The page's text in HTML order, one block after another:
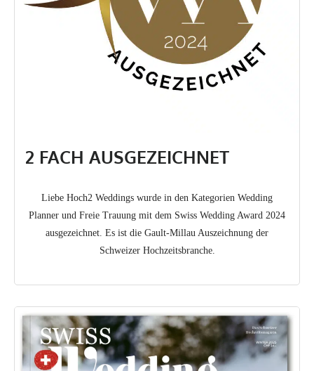
2 FACH AUSGEZEICHNET
Liebe Hoch2 Weddings wurde in den Kategorien Wedding
Planner und Freie Trauung mit dem Swiss Wedding Award 2024
ausgezeichnet. Es ist die Gault-Millau Auszeichnung der
Schweizer Hochzeitsbranche.